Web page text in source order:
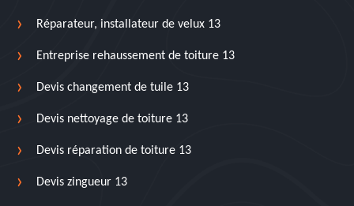
Réparateur, installateur de velux 13
Entreprise rehaussement de toiture 13
Devis changement de tuile 13
Devis nettoyage de toiture 13
Devis réparation de toiture 13
Devis zingueur 13